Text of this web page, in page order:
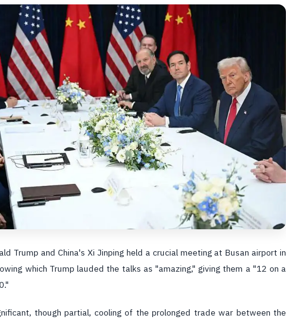
Trump and China's Xi Jinping held a crucial meeting at Busan airport in
which Trump lauded the talks as "amazing," giving them a "12 on a
though partial, cooling of the prolonged trade war between the